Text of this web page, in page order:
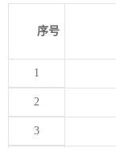
序号
1
2
3